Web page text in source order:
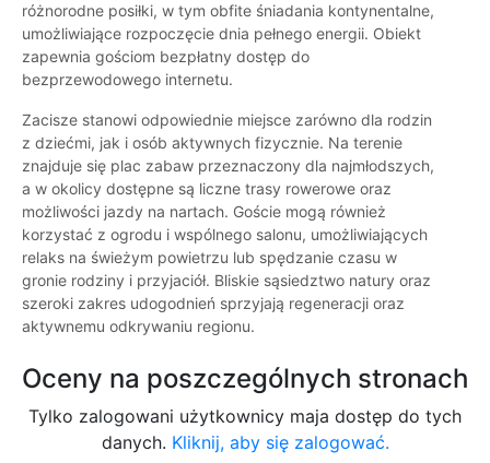
różnorodne posiłki, w tym obfite śniadania kontynentalne,
umożliwiające rozpoczęcie dnia pełnego energii. Obiekt
zapewnia gościom bezpłatny dostęp do
bezprzewodowego internetu.
Zacisze stanowi odpowiednie miejsce zarówno dla rodzin
z dziećmi, jak i osób aktywnych fizycznie. Na terenie
znajduje się plac zabaw przeznaczony dla najmłodszych,
a w okolicy dostępne są liczne trasy rowerowe oraz
możliwości jazdy na nartach. Goście mogą również
korzystać z ogrodu i wspólnego salonu, umożliwiających
relaks na świeżym powietrzu lub spędzanie czasu w
gronie rodziny i przyjaciół. Bliskie sąsiedztwo natury oraz
szeroki zakres udogodnień sprzyjają regeneracji oraz
aktywnemu odkrywaniu regionu.
Oceny na poszczególnych stronach
Tylko zalogowani użytkownicy maja dostęp do tych
danych. Kliknij, aby się zalogować.